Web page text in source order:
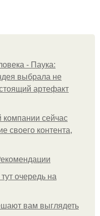
- Паука:
выбрала не
артефакт
компании сейчас
своего контента,
очередь на
вам выглядеть